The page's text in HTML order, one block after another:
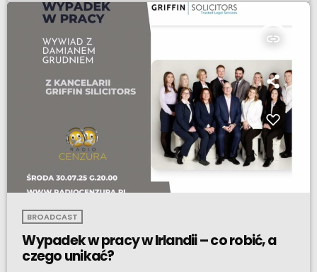
insert_link
BROADCAST
Wypadek w pracy w Irlandii – co robić, a
czego unikać?